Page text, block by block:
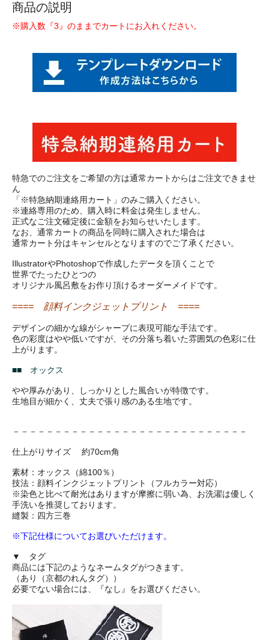
商品の説明
※購入数『3』のままでカートにお入れください。
特急でのご注文をご希望の方は通常カートからはご注文できませ
ん
「※特急納期連絡用カート」のみご購入ください。
※連絡専用のため、購入時に料金は発生しません。
正式なご注文確定後に金額をお知らせいたします。
なお、通常カートの商品を同時に購入された場合は
通常カート分はキャンセルとなりますのでご了承ください。
IllustratorやPhotoshopで作成したデータを頂くことで
世界でたったひとつの
オリジナル風呂敷をお作り頂けるオーダーメイドです。
==== 顔料インクジェットプリント ====
デザインの細かな線がシャープに表現可能な手法です。
色の彩度はやや低いですが、その分落ち着いた雰囲気の色彩に仕
上がります。
■■ オックス
やや厚みがあり、しっかりとした風合いが特徴です。
生地目が細かく、丈夫で張り感のある生地です。
－－－－－－－－－－－－－－－－－－－－－－－－－－－－
仕上がりサイズ 約70cm角
素材：オックス（綿100％）
技法：顔料インクジェットプリント（フルカラー対応）
※染色と比べて耐光はありますが摩擦に弱い為、お洗濯は優しく
手洗いを推奨しております。
縫製：四方三巻
※下記仕様についてお選びいただけます。
▼ タグ
商品には下記のようなネームタグがつきます。
（あり（京都のれんタグ））
必要でない場合には、『なし』をお選びください。